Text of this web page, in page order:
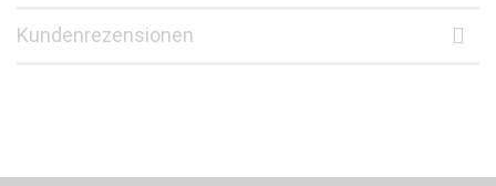
Kundenrezensionen